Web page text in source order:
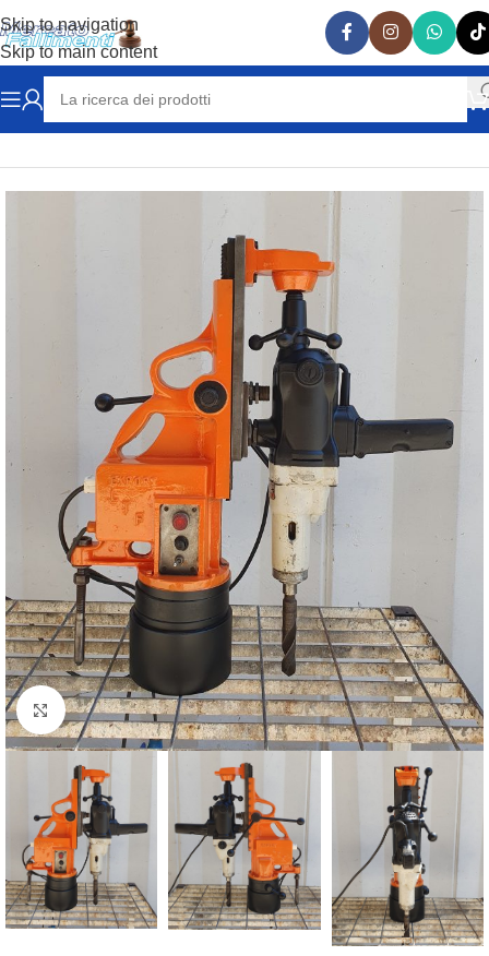
Skip to navigation
Skip to main content
Home MACCHINE UTENSILI e ATTREZZATURE TRAPANI
Clicca per ingrandire